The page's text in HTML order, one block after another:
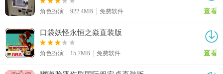
角色扮演 922.4MB 免费软件 查看
口袋妖怪永恒之焱直装版
角色扮演 15.7MB 免费软件 查看